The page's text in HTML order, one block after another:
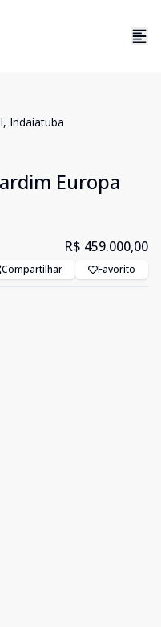
Indaiatuba
Europa
R$ 459.000,00
Compartilhar Favorito